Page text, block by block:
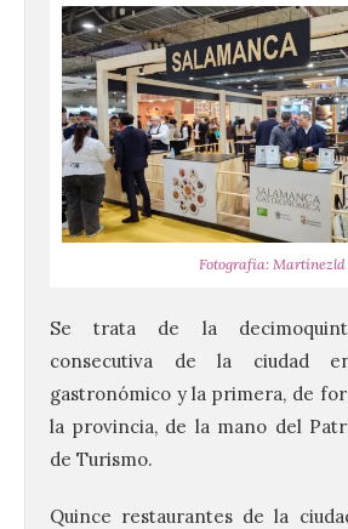
Fotografía: Martínezld
Se trata de la
consecutiva de la ciudad
gastronómico y la primera, de
la provincia, de la mano del
de Turismo.
Quince restaurantes de la